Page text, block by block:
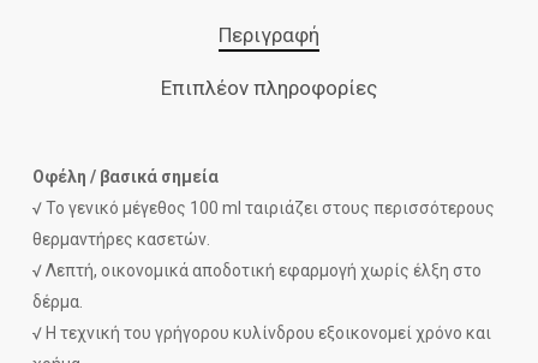
Περιγραφή
Επιπλέον πληροφορίες
Οφέλη / βασικά σημεία
√ Το γενικό μέγεθος 100 ml ταιριάζει στους περισσότερους
θερμαντήρες κασετών.
√ Λεπτή, οικονομικά αποδοτική εφαρμογή χωρίς έλξη στο
δέρμα.
√ Η τεχνική του γρήγορου κυλίνδρου εξοικονομεί χρόνο και